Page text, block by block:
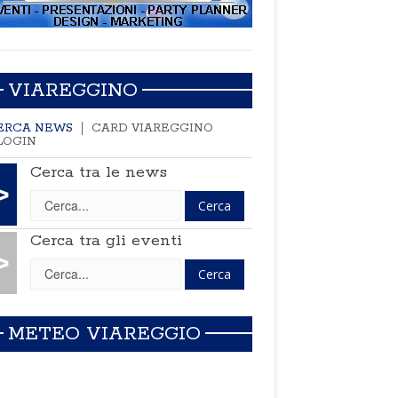
VIAREGGINO
NEWS
CARD VIAREGGINO
Cerca tra le news
Cerca tra gli eventi
METEO VIAREGGIO